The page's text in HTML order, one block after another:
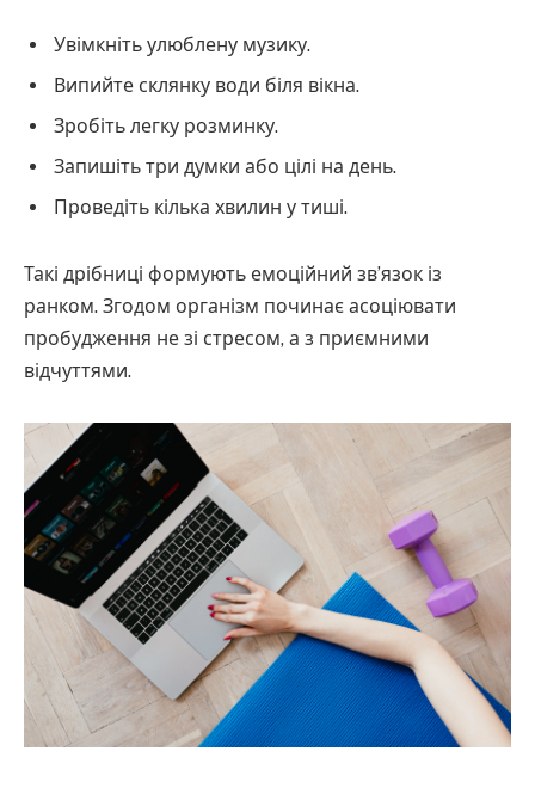
Увімкніть улюблену музику.
Випийте склянку води біля вікна.
Зробіть легку розминку.
Запишіть три думки або цілі на день.
Проведіть кілька хвилин у тиші.
Такі дрібниці формують емоційний зв’язок із
ранком. Згодом організм починає асоціювати
пробудження не зі стресом, а з приємними
відчуттями.